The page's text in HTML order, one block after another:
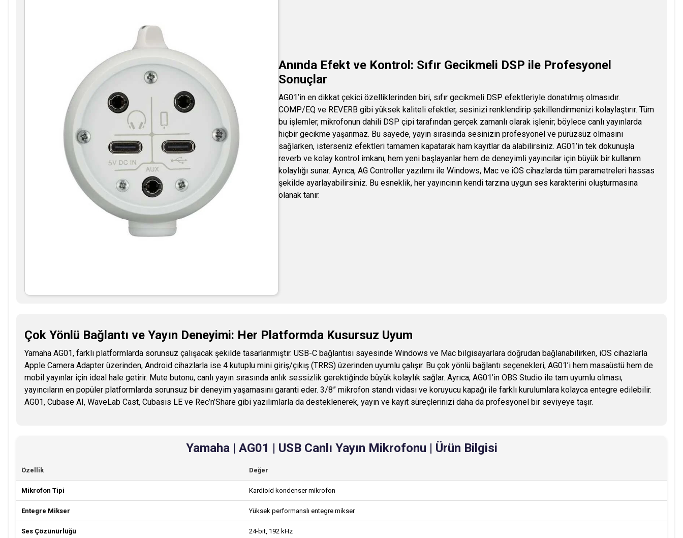
Anında Efekt ve Kontrol: Sıfır Gecikmeli DSP ile Profesyonel
Sonuçlar
AG01’in en dikkat çekici özelliklerinden biri, sıfır gecikmeli DSP efektleriyle donatılmış olmasıdır.
COMP/EQ ve REVERB gibi yüksek kaliteli efektler, sesinizi renklendirip şekillendirmenizi kolaylaştırır. Tüm
bu işlemler, mikrofonun dahili DSP çipi tarafından gerçek zamanlı olarak işlenir; böylece canlı yayınlarda
hiçbir gecikme yaşanmaz. Bu sayede, yayın sırasında sesinizin profesyonel ve pürüzsüz olmasını
sağlarken, isterseniz efektleri tamamen kapatarak ham kayıtlar da alabilirsiniz. AG01’in tek dokunuşla
reverb ve kolay kontrol imkanı, hem yeni başlayanlar hem de deneyimli yayıncılar için büyük bir kullanım
kolaylığı sunar. Ayrıca, AG Controller yazılımı ile Windows, Mac ve iOS cihazlarda tüm parametreleri hassas
şekilde ayarlayabilirsiniz. Bu esneklik, her yayıncının kendi tarzına uygun ses karakterini oluşturmasına
olanak tanır.
Çok Yönlü Bağlantı ve Yayın Deneyimi: Her Platformda Kusursuz Uyum
Yamaha AG01, farklı platformlarda sorunsuz çalışacak şekilde tasarlanmıştır. USB-C bağlantısı sayesinde Windows ve Mac bilgisayarlara doğrudan bağlanabilirken, iOS cihazlarla
Apple Camera Adapter üzerinden, Android cihazlarla ise 4 kutuplu mini giriş/çıkış (TRRS) üzerinden uyumlu çalışır. Bu çok yönlü bağlantı seçenekleri, AG01’i hem masaüstü hem de
mobil yayınlar için ideal hale getirir. Mute butonu, canlı yayın sırasında anlık sessizlik gerektiğinde büyük kolaylık sağlar. Ayrıca, AG01’in OBS Studio ile tam uyumlu olması,
yayıncıların en popüler platformlarda sorunsuz bir deneyim yaşamasını garanti eder. 3/8” mikrofon standı vidası ve koruyucu kapağı ile farklı kurulumlara kolayca entegre edilebilir.
AG01, Cubase AI, WaveLab Cast, Cubasis LE ve Rec’n’Share gibi yazılımlarla da desteklenerek, yayın ve kayıt süreçlerinizi daha da profesyonel bir seviyeye taşır.
Yamaha | AG01 | USB Canlı Yayın Mikrofonu | Ürün Bilgisi
Özellik Değer
Mikrofon Tipi Kardioid kondenser mikrofon
Entegre Mikser Yüksek performanslı entegre mikser
Ses Çözünürlüğü 24-bit, 192 kHz